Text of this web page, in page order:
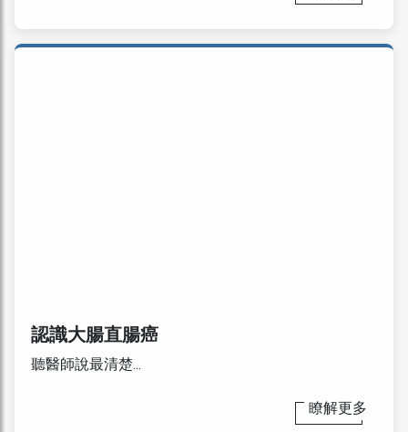
認識大腸直腸癌
聽醫師說最清楚...
瞭解更多